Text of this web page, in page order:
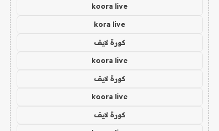
koora live
kora live
كورة لايف
koora live
كورة لايف
koora live
كورة لايف